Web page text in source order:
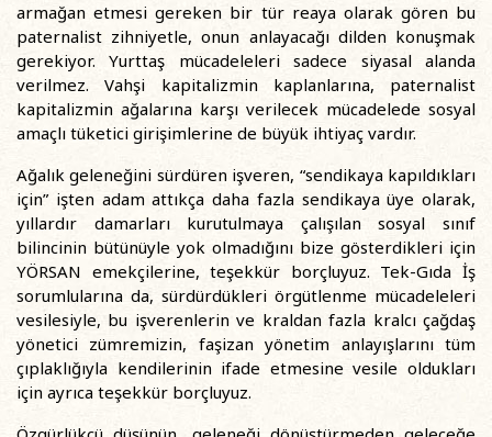
armağan etmesi gereken bir tür reaya olarak gören bu
paternalist zihniyetle, onun anlayacağı dilden konuşmak
gerekiyor. Yurttaş mücadeleleri sadece siyasal alanda
verilmez. Vahşi kapitalizmin kaplanlarına, paternalist
kapitalizmin ağalarına karşı verilecek mücadelede sosyal
amaçlı tüketici girişimlerine de büyük ihtiyaç vardır.
Ağalık geleneğini sürdüren işveren, “sendikaya kapıldıkları
için” işten adam attıkça daha fazla sendikaya üye olarak,
yıllardır damarları kurutulmaya çalışılan sosyal sınıf
bilincinin bütünüyle yok olmadığını bize gösterdikleri için
YÖRSAN emekçilerine, teşekkür borçluyuz. Tek-Gıda İş
sorumlularına da, sürdürdükleri örgütlenme mücadeleleri
vesilesiyle, bu işverenlerin ve kraldan fazla kralcı çağdaş
yönetici zümremizin, faşizan yönetim anlayışlarını tüm
çıplaklığıyla kendilerinin ifade etmesine vesile oldukları
için ayrıca teşekkür borçluyuz.